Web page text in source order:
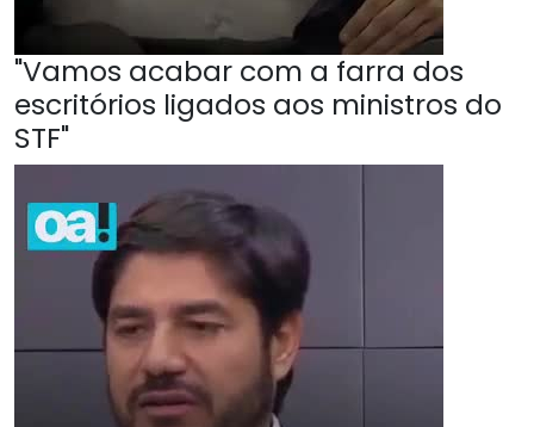
"Vamos acabar com a farra dos
escritórios ligados aos ministros do
STF"